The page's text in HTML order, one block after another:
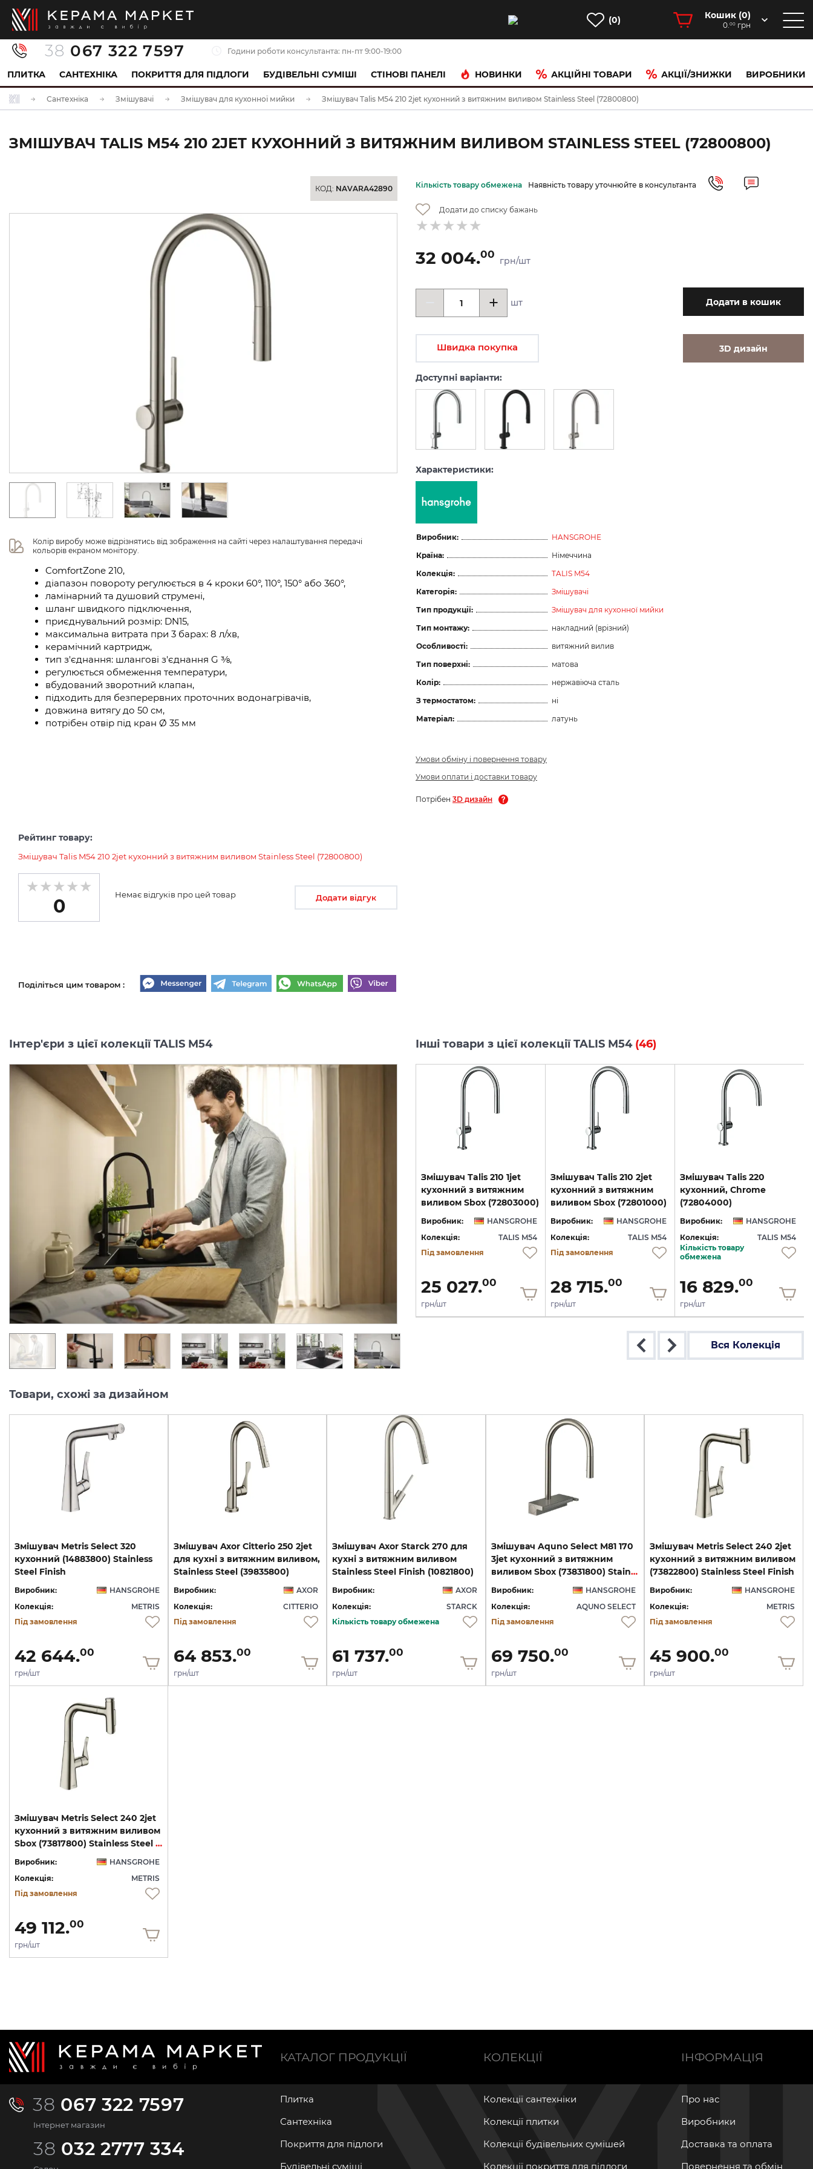
(0) Кошик (0)
0.00 грн
38 067 322 7597 Години роботи консультанта: пн-пт 9:00-19:00
ПЛИТКА САНТЕХНІКА ПОКРИТТЯ ДЛЯ ПІДЛОГИ БУДІВЕЛЬНІ СУМІШІ CТІНОВІ ПАНЕЛІ НОВИНКИ АКЦІЙНІ ТОВАРИ АКЦІЇ/ЗНИЖКИ ВИРОБНИКИ
Сантехніка Змішувачі Змішувач для кухонної мийки Змішувач Talis M54 210 2jet кухонний з витяжним виливом Stainless Steel (72800800)
ЗМІШУВАЧ TALIS M54 210 2JET КУХОННИЙ З ВИТЯЖНИМ ВИЛИВОМ STAINLESS STEEL (72800800)
КОД: NAVARA42890
Колір виробу може відрізнятись від зображення на сайті через налаштування передачі
кольорів екраном монітору.
ComfortZone 210,
діапазон повороту регулюється в 4 кроки 60°, 110°, 150° або 360°,
ламінарний та душовий струмені,
шланг швидкого підключення,
приєднувальний розмір: DN15,
максимальна витрата при 3 барах: 8 л/хв,
керамічний картридж,
тип з'єднання: шлангові з'єднання G ⅜,
регулюється обмеження температури,
вбудований зворотний клапан,
підходить для безперервних проточних водонагрівачів,
довжина витягу до 50 см,
потрібен отвір під кран Ø 35 мм
Кількість товару обмежена Наявність товару уточнюйте в консультанта
Додати до списку бажань
32 004.00
грн/шт
шт Додати в кошик
Швидка покупка 3D дизайн
Доступні варіанти:
Характеристики:
Виробник:
HANSGROHE
Країна:
Німеччина
Колекція:
TALIS M54
Категорія:
Змішувачі
Тип продукції:
Змішувач для кухонної мийки
Тип монтажу:
накладний (врізний)
Особливості:
витяжний вилив
Тип поверхні:
матова
Колір:
нержавіюча сталь
З термостатом:
ні
Матеріал:
латунь
Умови обміну і повернення товару
Умови оплати і доставки товару
Потрібен 3D дизайн
Рейтинг товару:
Змішувач Talis M54 210 2jet кухонний з витяжним виливом Stainless Steel (72800800)
0
Немає відгуків про цей товар Додати відгук
Поділіться цим товаром :
Інтер'єри з цієї колекції TALIS M54 Інші товари з цієї колекції TALIS M54 (46)
Змішувач Talis 210 2jet
кухонний з витяжним
виливом Sbox, Black Matt (72801670)
HANSGROHE
Колекція:
TALIS M54
Під замовлення
37 340.00
грн/шт
Змішувач Talis 210 2jet
кухонний з витяжним
виливом Sbox, Stainless Steel (72801800)
Виробник:
HANSGROHE
Колекція:
TALIS M54
Кількість товару
обмежена
37 340. 00
грн/шт
21 420.
грн/шт
Змішувач Talis 210 1jet
кухонний з витяжним
виливом Sbox (72803000)
Виробник:
HANSGROHE
Колекція:
TALIS M54
Під замовлення
25 027.00
грн/шт
Змішувач Talis 210 2jet
кухонний з витяжним
виливом Sbox (72801000)
Виробник:
HANSGROHE
Колекція:
TALIS M54
Під замовлення
28 715.00
грн/шт
Змішувач Talis 220
кухонний, Chrome
(72804000)
Виробник:
HANSGROHE
Колекція:
TALIS M54
Кількість товару
обмежена
16 829.00
грн/шт
Вся Колекція
Товари, схожі за дизайном
Змішувач Metris Select 320
кухонний (14883800) Stainless
Steel Finish
Виробник:
HANSGROHE
Колекція:
METRIS
Під замовлення
42 644.00
грн/шт
Змішувач Axor Citterio 250 2jet
для кухні з витяжним виливом,
Stainless Steel (39835800)
Виробник:
AXOR
Колекція:
CITTERIO
Під замовлення
64 853.00
грн/шт
Змішувач Axor Starck 270 для
кухні з витяжним виливом
Stainless Steel Finish (10821800)
Виробник:
AXOR
Колекція:
STARCK
Кількість товару обмежена
61 737.00
грн/шт
Змішувач Aquno Select M81 170
3jet кухонний з витяжним
виливом Sbox (73831800) Stainless Steel
Виробник:
HANSGROHE
Колекція:
AQUNO SELECT
Під замовлення
69 750.00
грн/шт
Змішувач Metris Select 240 2jet
кухонний з витяжним виливом
(73822800) Stainless Steel Finish
Виробник:
HANSGROHE
Колекція:
METRIS
Під замовлення
45 900.00
грн/шт
Змішувач Metris Select 240 2jet
кухонний з витяжним виливом
Sbox (73817800) Stainless Steel Finish
Виробник:
HANSGROHE
Колекція:
METRIS
Під замовлення
49 112.00
грн/шт
38 067 322 7597
Інтернет магазин
38 032 2777 334
КАТАЛОГ ПРОДУКЦІЇ
Плитка
Сантехніка
Покриття для підлоги
Будівельні суміші
КОЛЕКЦІЇ
Колекції сантехніки
Колекції плитки
Колекції будівельних сумішей
Колекції покриття для підлоги
ІНФОРМАЦІЯ
Про нас
Виробники
Доставка та оплата
Повернення та обмін